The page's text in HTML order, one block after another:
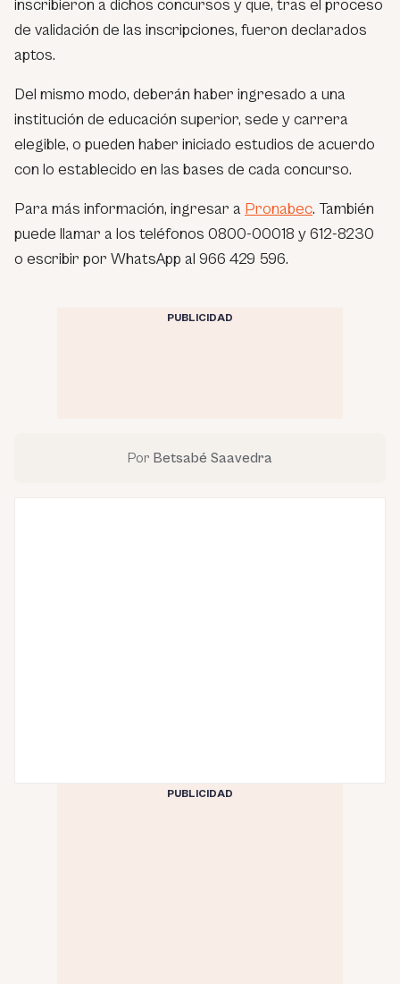
inscribieron a dichos concursos y que, tras el proceso
de validación de las inscripciones, fueron declarados
aptos.
Del mismo modo, deberán haber ingresado a una
institución de educación superior, sede y carrera
elegible, o pueden haber iniciado estudios de acuerdo
con lo establecido en las bases de cada concurso.
Para más información, ingresar a Pronabec. También
puede llamar a los teléfonos 0800-00018 y 612-8230
o escribir por WhatsApp al 966 429 596.
PUBLICIDAD
Por Betsabé Saavedra
PUBLICIDAD